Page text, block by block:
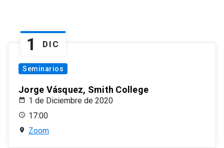
1 DIC
Seminarios
Jorge Vásquez, Smith College
1 de Diciembre de 2020
17:00
Zoom